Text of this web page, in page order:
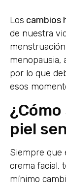
Los cambios
de nuestra
menopausia,
por lo que
esos
piel
Siempre que
crema facial,
mínimo